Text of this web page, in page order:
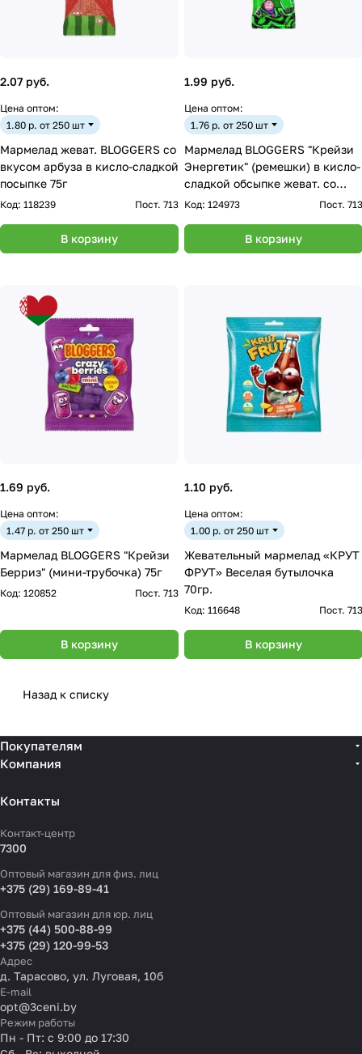
2.07 руб.
Цена оптом:
1.80 р. от 250 шт
Мармелад жеват. BLOGGERS со
вкусом арбуза в кисло-сладкой
посыпке 75г
Код: 118239 Пост. 713
В корзину
1.99 руб.
Цена оптом:
1.76 р. от 250 шт
Мармелад BLOGGERS "Крейзи
Энергетик" (ремешки) в кисло-
сладкой обсыпке жеват. со
вкусом энергетик. 75г
Код: 124973 Пост. 713
В корзину
1.69 руб.
Цена оптом:
1.47 р. от 250 шт
Мармелад BLOGGERS "Крейзи
Берриз" (мини-трубочка) 75г
Код: 120852 Пост. 713
В корзину
1.10 руб.
Цена оптом:
1.00 р. от 250 шт
Жевательный мармелад «КРУТ
ФРУТ» Веселая бутылочка
70гр.
Код: 116648 Пост. 713
В корзину
Назад к списку
Покупателям
Компания
Контакты
Контакт-центр
7300
Оптовый магазин для физ. лиц
+375 (29) 169-89-41
Оптовый магазин для юр. лиц
+375 (44) 500-88-99
+375 (29) 120-99-53
Адрес
д. Тарасово, ул. Луговая, 10б
E-mail
opt@3ceni.by
Режим работы
Пн - Пт: с 9:00 до 17:30